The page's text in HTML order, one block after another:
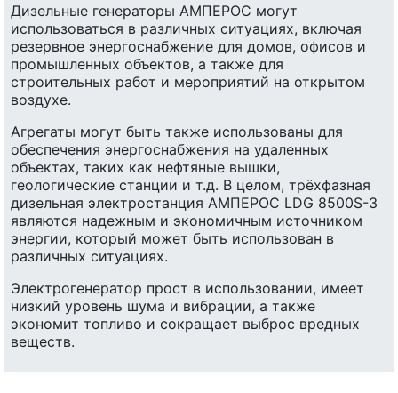
Дизельные генераторы АМПЕРОС могут
использоваться в различных ситуациях, включая
резервное энергоснабжение для домов, офисов и
промышленных объектов, а также для
строительных работ и мероприятий на открытом
воздухе.
Агрегаты могут быть также использованы для
обеспечения энергоснабжения на удаленных
объектах, таких как нефтяные вышки,
геологические станции и т.д. В целом, трёхфазная
дизельная электростанция АМПЕРОС LDG 8500S-3
являются надежным и экономичным источником
энергии, который может быть использован в
различных ситуациях.
Электрогенератор прост в использовании, имеет
низкий уровень шума и вибрации, а также
экономит топливо и сокращает выброс вредных
веществ.